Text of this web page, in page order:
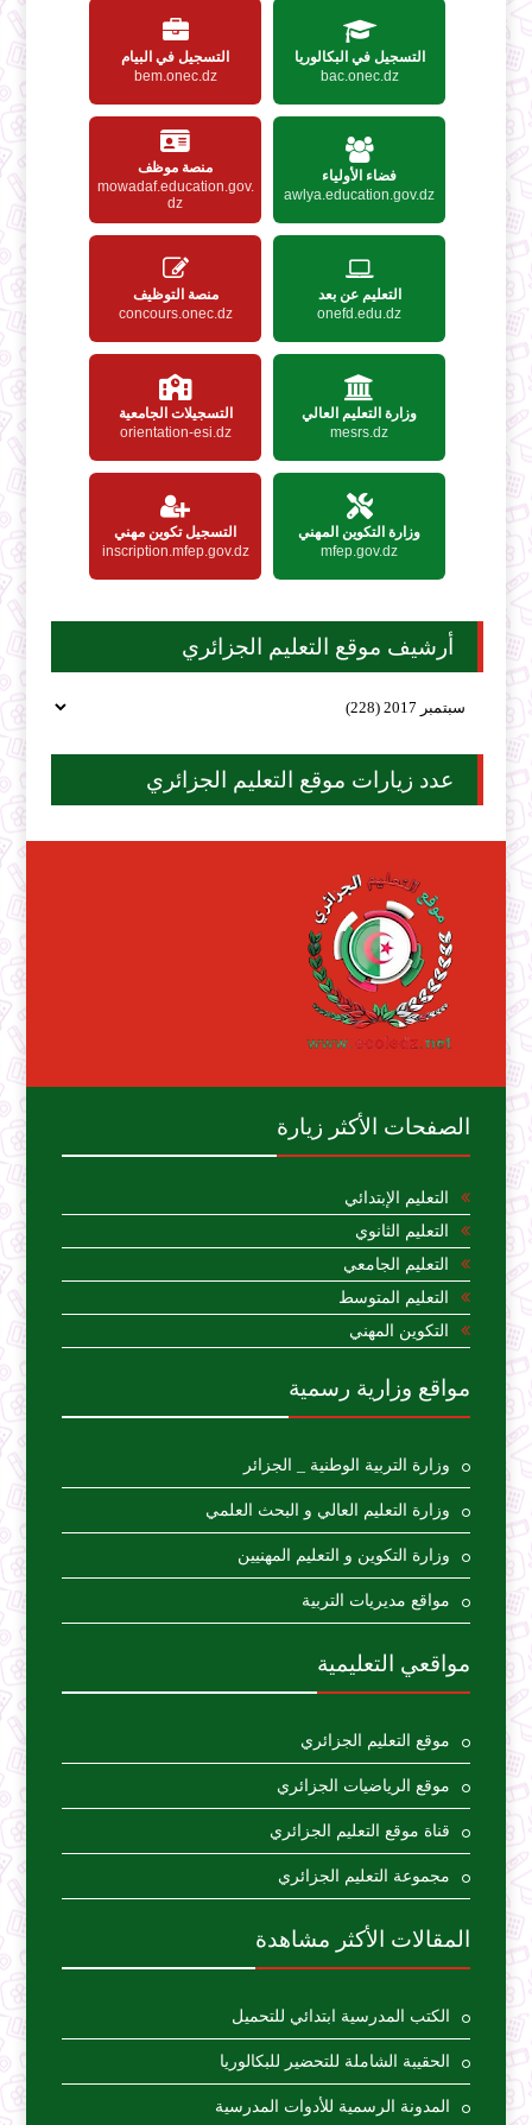
التسجيل في البكالوريا
bac.onec.dz
التسجيل في البيام
bem.onec.dz
فضاء الأولياء
awlya.education.gov.dz
منصة موظف
mowadaf.education.gov.
dz
التعليم عن بعد
onefd.edu.dz
منصة التوظيف
concours.onec.dz
وزارة التعليم العالي
mesrs.dz
التسجيلات الجامعية
orientation-esi.dz
وزارة التكوين المهني
mfep.gov.dz
التسجيل تكوين مهني
inscription.mfep.gov.dz
أرشيف موقع التعليم الجزائري
عدد زيارات موقع التعليم الجزائري
الصفحات الأكثر زيارة
التعليم الإبتدائي
التعليم الثانوي
التعليم الجامعي
التعليم المتوسط
التكوين المهني
مواقع وزارية رسمية
وزارة التربية الوطنية _ الجزائر
وزارة التعليم العالي و البحث العلمي
وزارة التكوين و التعليم المهنيين
مواقع مديريات التربية
مواقعي التعليمية
موقع التعليم الجزائري
موقع الرياضيات الجزائري
قناة موقع التعليم الجزائري
مجموعة التعليم الجزائري
المقالات الأكثر مشاهدة
الكتب المدرسية ابتدائي للتحميل
الحقيبة الشاملة للتحضير للبكالوريا
المدونة الرسمية للأدوات المدرسية